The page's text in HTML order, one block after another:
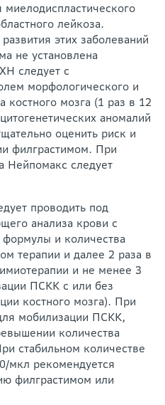
лейкоза.
этих заболеваний
не установлена
следует с
морфологического и
костного мозга (1 раз в 12
аномалий
оценить риск и
филграстимом. При
Нейпомакс следует
проводить под
анализа крови с
и количества
терапии и далее 2 раза в
и не менее 3
ПСКК с или без
костного мозга). При
мобилизации ПСКК,
количества
стабильном количестве
мкл рекомендуется
филграстимом или